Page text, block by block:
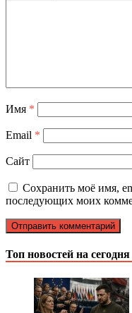
Имя *
Email *
Сайт
Сохранить моё имя,
последующих моих
Топ новостей на сегодня